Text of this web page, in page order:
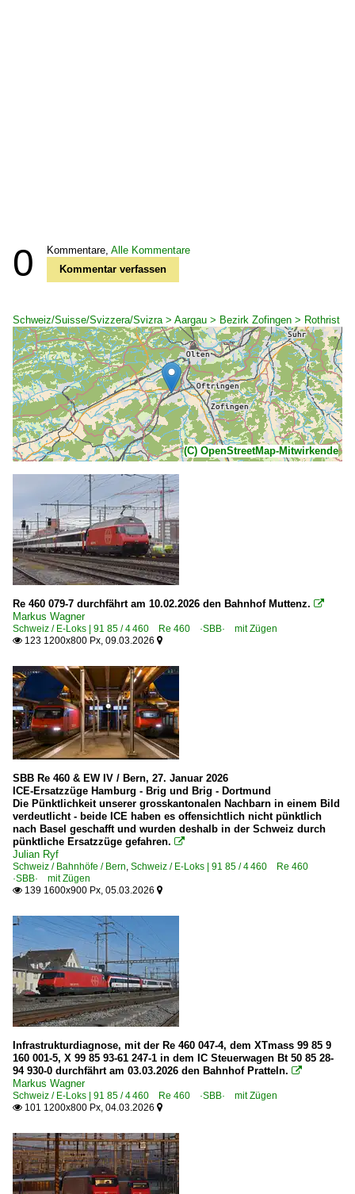
0 Kommentare, Alle Kommentare
Kommentar verfassen
Schweiz/Suisse/Svizzera/Svizra > Aargau > Bezirk Zofingen > Rothrist
(C) OpenStreetMap-Mitwirkende
Re 460 079-7 durchfährt am 10.02.2026 den Bahnhof Muttenz. 
Markus Wagner
Schweiz / E-Loks | 91 85 / 4 460 Re 460 ·SBB· mit Zügen
 123 1200x800 Px, 09.03.2026 
SBB Re 460 & EW IV / Bern, 27. Januar 2026
ICE-Ersatzzüge Hamburg - Brig und Brig - Dortmund
Die Pünktlichkeit unserer grosskantonalen Nachbarn in einem Bild
verdeutlicht - beide ICE haben es offensichtlich nicht pünktlich
nach Basel geschafft und wurden deshalb in der Schweiz durch
pünktliche Ersatzzüge gefahren. 
Julian Ryf
Schweiz / Bahnhöfe / Bern, Schweiz / E-Loks | 91 85 / 4 460 Re 460
·SBB· mit Zügen
 139 1600x900 Px, 05.03.2026 
Infrastrukturdiagnose, mit der Re 460 047-4, dem XTmass 99 85 9
160 001-5, X 99 85 93-61 247-1 in dem IC Steuerwagen Bt 50 85 28-
94 930-0 durchfährt am 03.03.2026 den Bahnhof Pratteln. 
Markus Wagner
Schweiz / E-Loks | 91 85 / 4 460 Re 460 ·SBB· mit Zügen
 101 1200x800 Px, 04.03.2026 